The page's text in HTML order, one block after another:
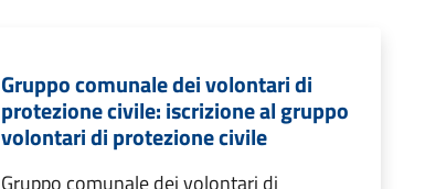
Gruppo comunale dei volontari di
protezione civile: iscrizione al gruppo
volontari di protezione civile